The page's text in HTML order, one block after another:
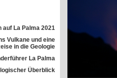
auf La Palma 2021
Vulkane und eine
in die Geologie
La Palma
Überblick